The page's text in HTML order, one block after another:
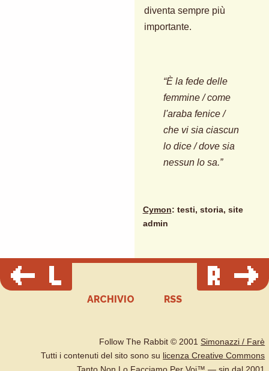
diventa sempre più
importante.
“È la fede delle
femmine / come
l'araba fenice /
che vi sia ciascun
lo dice / dove sia
nessun lo sa.”
Cymon: testi, storia, site
admin
ARCHIVIO RSS
Follow The Rabbit © 2001Simonazzi / Farè
Tutti i contenuti del sito sono su licenza Creative Commons